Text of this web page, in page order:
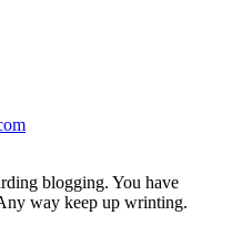
blogging. You have
way keep up wrinting.